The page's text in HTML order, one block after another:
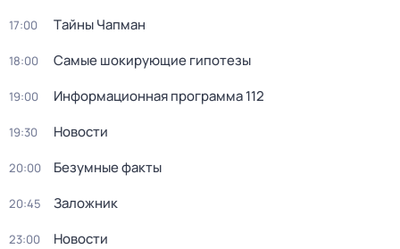
17:00 Тaйны Чапман
18:00 Самые шoкиpующие гипотезы
19:00 Информационная программа 112
19:30 Новости
20:00 Безумные факты
20:45 Заложник
23:00 Новости